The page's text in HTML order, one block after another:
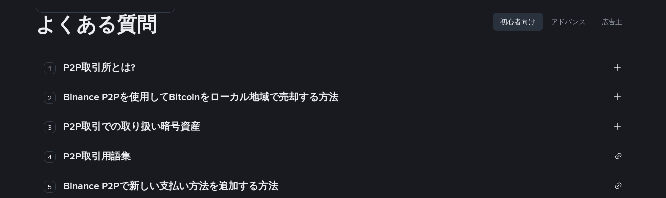
よくある質問 初心者向け アドバンス 広告主
1 P2P取引所とは?
2 Binance P2Pを使用してBitcoinをローカル地域で売却する方法
3 P2P取引での取り扱い暗号資産
4 P2P取引用語集
5 Binance P2Pで新しい支払い方法を追加する方法